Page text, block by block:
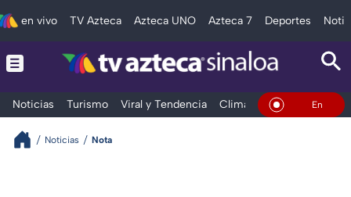
en vivo TV Azteca Azteca UNO Azteca 7 Deportes
Noticias Turismo Viral y Tendencia Clima Deportes En Vivo
Noticias Nota